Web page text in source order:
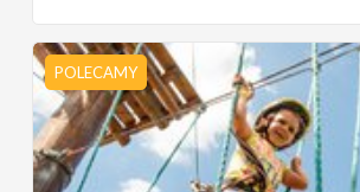
POLECAMY